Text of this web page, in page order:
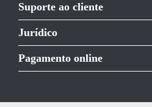
Suporte ao cliente
Jurídico
Pagamento online